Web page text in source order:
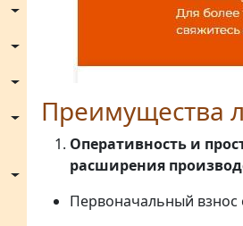
Преимущества
Оперативность и
расширения
Первоначальный взнос